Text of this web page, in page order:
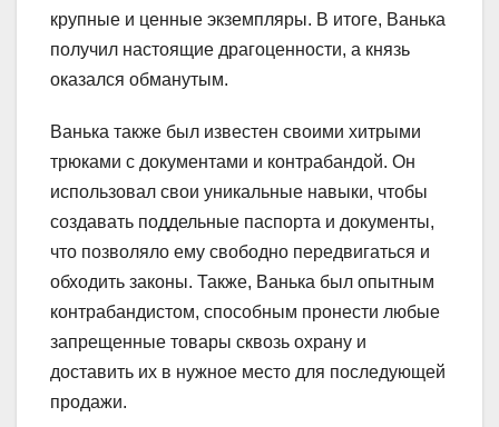
крупные и ценные экземпляры. В итоге, Ванька
получил настоящие драгоценности, а князь
оказался обманутым.
Ванька также был известен своими хитрыми
трюками с документами и контрабандой. Он
использовал свои уникальные навыки, чтобы
создавать поддельные паспорта и документы,
что позволяло ему свободно передвигаться и
обходить законы. Также, Ванька был опытным
контрабандистом, способным пронести любые
запрещенные товары сквозь охрану и
доставить их в нужное место для последующей
продажи.